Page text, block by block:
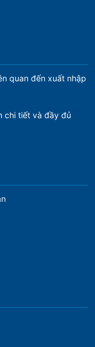
quan đến xuất nhập
chi tiết và đầy đủ